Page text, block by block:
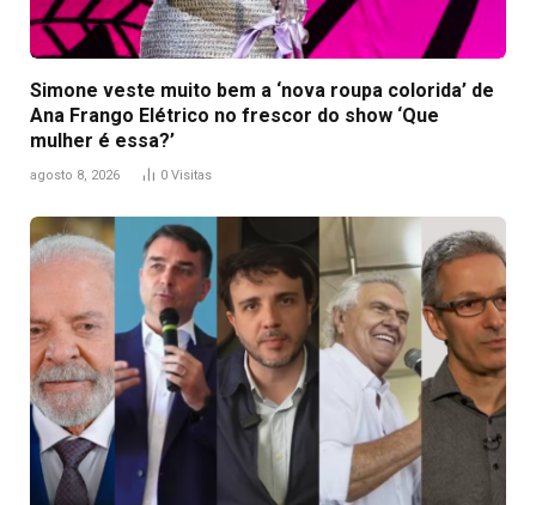
Simone veste muito bem a ‘nova roupa colorida’ de
Ana Frango Elétrico no frescor do show ‘Que
mulher é essa?’
agosto 8, 2026 0 Visitas